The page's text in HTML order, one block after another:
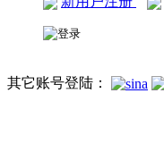
其它账号登陆：